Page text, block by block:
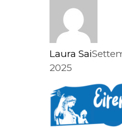
Laura Sai
2025